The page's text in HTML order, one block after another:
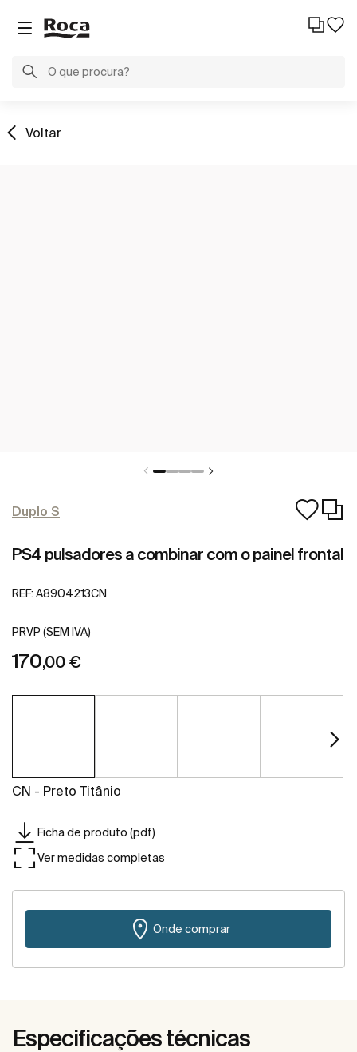
Voltar
Duplo S
PS4 pulsadores a combinar com o painel frontal
REF: A8904213CN
PRVP (SEM IVA)
170,00 €
CN - Preto Titânio
Ficha de produto (pdf)
Ver medidas completas
Onde comprar
Especificações técnicas